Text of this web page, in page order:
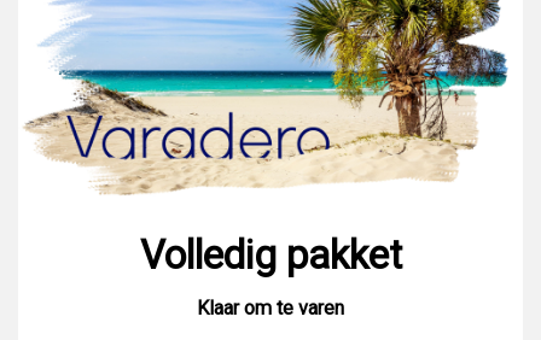
Volledig pakket
Klaar om te varen